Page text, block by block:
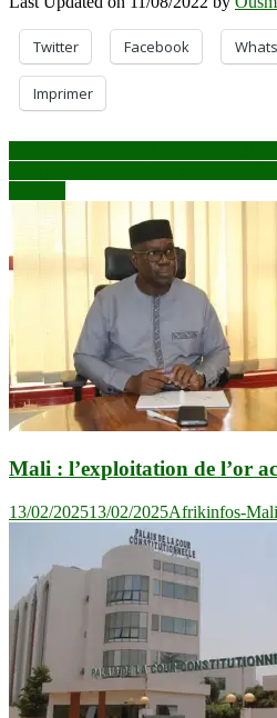
Twitter Facebook
Imprimer
Navigation
de
l’article
Mali : l’exploitation de l’or
13/02/202513/02/2025Afrikinfos-Mali